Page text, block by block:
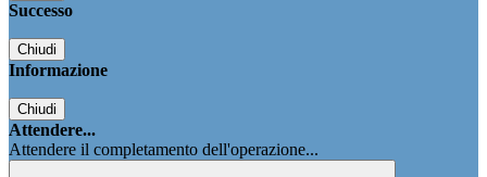
Successo
Chiudi
Informazione
Chiudi
Attendere...
Attendere il completamento dell'operazione...